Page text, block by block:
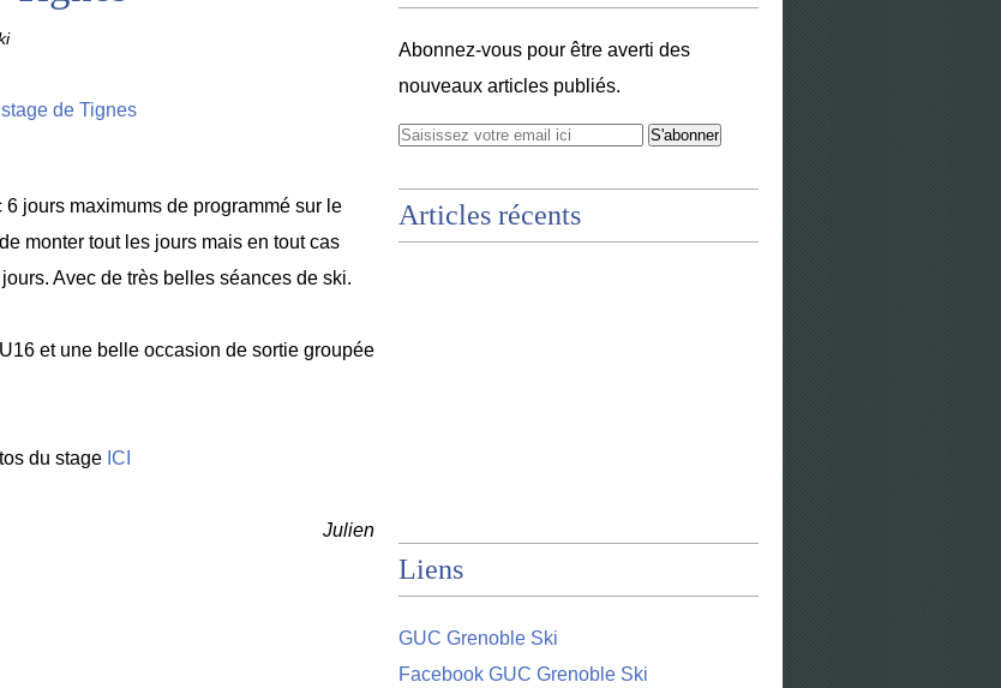
jours maximums de programmé sur le
monter tout les jours mais en tout cas
Avec de très belles séances de ski.
et une belle occasion de sortie groupée
du stage ICI
Julien
Abonnez-vous pour être averti des
nouveaux articles publiés.
Articles récents
Liens
GUC Grenoble Ski
Facebook GUC Grenoble Ski